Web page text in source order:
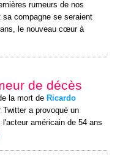
rumeurs de nos
compagne se seraient
le nouveau cœur à
de décès
la mort de Ricardo
a provoqué un
américain de 54 ans